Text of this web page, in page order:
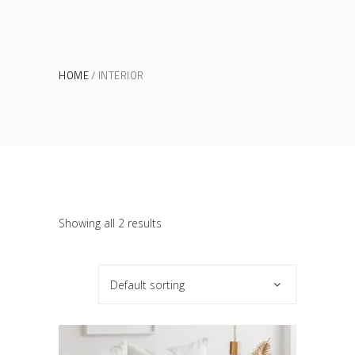
HOME INTERIOR
Showing all 2 results
Default sorting